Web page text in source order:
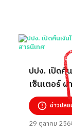
ปปง. เปิดคื
เซ็นเตอร์
ข่าวปล
29 ตุลาคม